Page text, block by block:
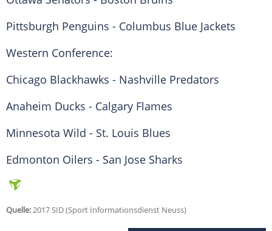
Pittsburgh Penguins - Columbus Blue Jackets
Western Conference:
Chicago Blackhawks - Nashville Predators
Anaheim Ducks - Calgary Flames
Minnesota Wild - St. Louis Blues
Edmonton Oilers - San Jose Sharks
Quelle:2017 SID (Sport Informationsdienst Neuss)